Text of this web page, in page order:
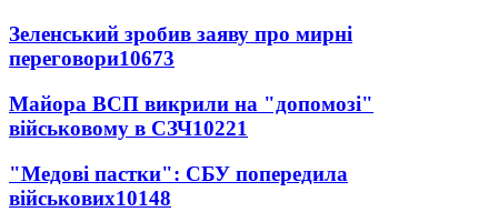
Зеленський зробив заяву про мирні
переговори10673
Майора ВСП викрили на "допомозі"
військовому в СЗЧ10221
"Медові пастки": СБУ попередила
військових10148